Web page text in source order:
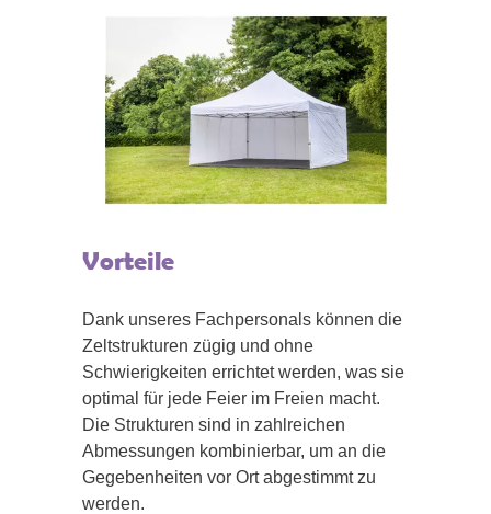
Vorteile
Dank unseres Fachpersonals können die
Zeltstrukturen zügig und ohne
Schwierigkeiten errichtet werden, was sie
optimal für jede Feier im Freien macht.
Die Strukturen sind in zahlreichen
Abmessungen kombinierbar, um an die
Gegebenheiten vor Ort abgestimmt zu
werden.